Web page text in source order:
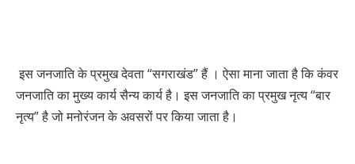
इस जनजाति के प्रमुख देवता “सगराखंड” हैं । ऐसा माना जाता है कि कंवर
जनजाति का मुख्य कार्य सैन्य कार्य है। इस जनजाति का प्रमुख नृत्य “बार
नृत्य” है जो मनोरंजन के अवसरों पर किया जाता है।